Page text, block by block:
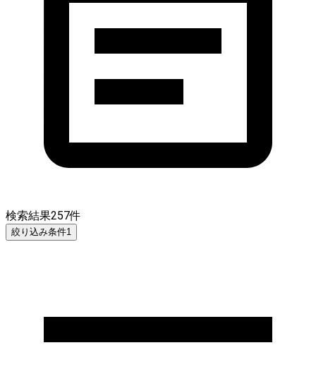
検索結果257件
絞り込み条件1